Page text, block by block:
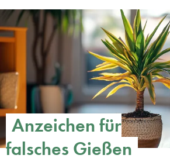
Anzeichen für
falsches Gießen